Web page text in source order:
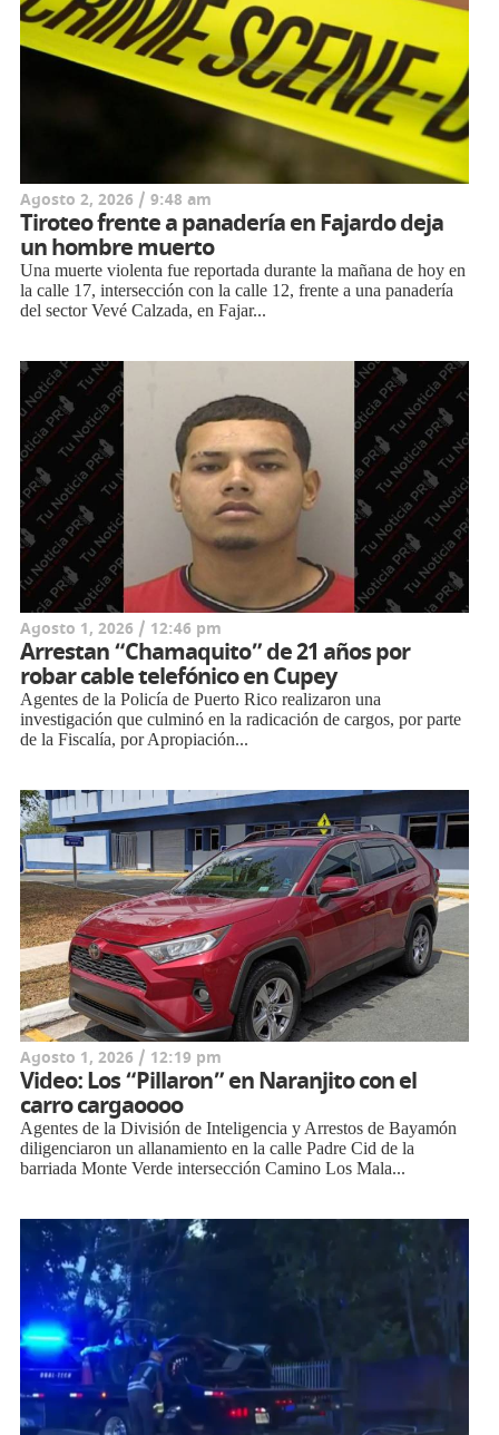
Agosto 2, 2026 / 9:48 am
Tiroteo frente a panadería en Fajardo deja
un hombre muerto
Una muerte violenta fue reportada durante la mañana de hoy en
la calle 17, intersección con la calle 12, frente a una panadería
del sector Vevé Calzada, en Fajar...
Agosto 1, 2026 / 12:46 pm
Arrestan “Chamaquito” de 21 años por
robar cable telefónico en Cupey
Agentes de la Policía de Puerto Rico realizaron una
investigación que culminó en la radicación de cargos, por parte
de la Fiscalía, por Apropiación...
Agosto 1, 2026 / 12:19 pm
Video: Los “Pillaron” en Naranjito con el
carro cargaoooo
Agentes de la División de Inteligencia y Arrestos de Bayamón
diligenciaron un allanamiento en la calle Padre Cid de la
barriada Monte Verde intersección Camino Los Mala...